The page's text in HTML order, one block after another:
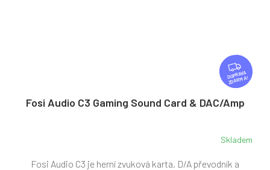
Z
D
A
ZDARMA
Fosi Audio C3 Gaming Sound Card & DAC/Amp
Skladem
Fosi Audio C3 je herní zvuková karta, D/A převodník a